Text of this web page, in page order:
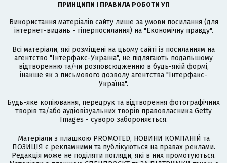
ПРИНЦИПИ І ПРАВИЛА РОБОТИ УП
Використання матеріалів сайту лише за умови посилання (для
інтернет-видань - гіперпосилання) на "Економічну правду".
Всі матеріали, які розміщені на цьому сайті із посиланням на
агентство "Інтерфакс-Україна", не підлягають подальшому
відтворенню та/чи розповсюдженню в будь-якій формі,
інакше як з письмового дозволу агентства "Інтерфакс-
Україна".
Будь-яке копіювання, передрук та відтворення фотографічних
творів та/або аудіовізуальних творів правовласника Getty
Images - суворо забороняється.
Матеріали з плашкою PROMOTED, НОВИНИ КОМПАНІЙ та
ПОЗИЦІЯ є рекламними та публікуються на правах реклами.
Редакція може не поділяти погляди, які в них промотуються.